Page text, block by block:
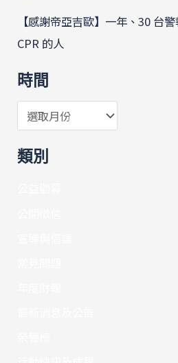
【感謝帝亞吉歐】一年、30 台
CPR 的人
時間
類別